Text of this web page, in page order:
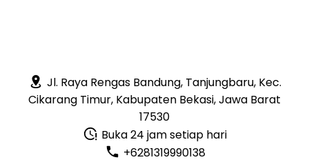
Jl. Raya Rengas Bandung, Tanjungbaru, Kec.
Cikarang Timur, Kabupaten Bekasi, Jawa Barat
17530
Buka 24 jam setiap hari
+6281319990138